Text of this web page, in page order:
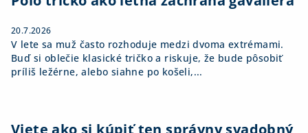
20.7.2026
V lete sa muž často rozhoduje medzi dvoma extrémami.
Buď si oblečie klasické tričko a riskuje, že bude pôsobiť
príliš ležérne, alebo siahne po košeli,...